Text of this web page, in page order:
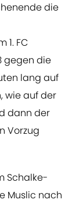
die
1. FC
gegen die
lang auf
wie auf der
dann der
Vorzug
Schalke-
Muslic nach